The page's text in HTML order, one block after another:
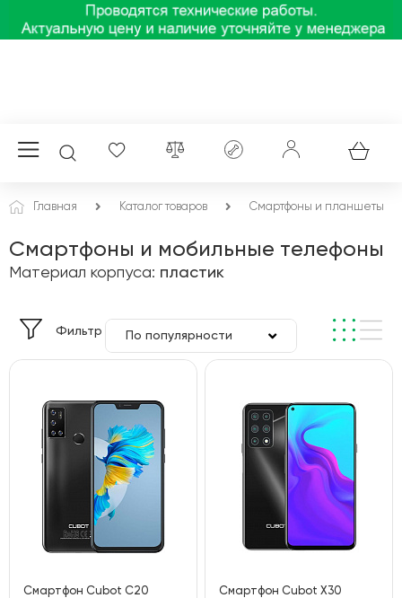
Главная Каталог товаров Смартфоны и планшеты
Смартфоны и мобильные телефоны
Материал корпуса: пластик
Фильтр
По алфавиту
По популярности
Смартфон Cubot C20
Смартфон Cubot X30